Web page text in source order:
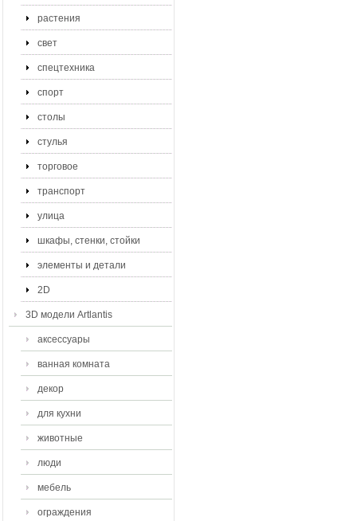
растения
свет
спецтехника
спорт
столы
стулья
торговое
транспорт
улица
шкафы, стенки, стойки
элементы и детали
2D
3D модели Artlantis
аксессуары
ванная комната
декор
для кухни
животные
люди
мебель
ограждения